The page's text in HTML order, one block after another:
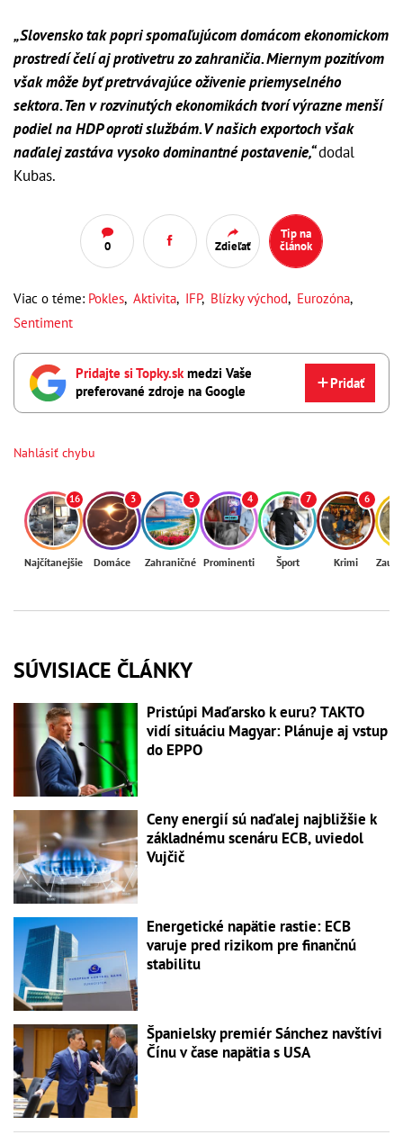
„Slovensko tak popri spomaľujúcom domácom ekonomickom
prostredí čelí aj protivetru zo zahraničia. Miernym pozitívom
však môže byť pretrvávajúce oživenie priemyselného
sektora. Ten v rozvinutých ekonomikách tvorí výrazne menší
podiel na HDP oproti službám. V našich exportoch však
naďalej zastáva vysoko dominantné postavenie,“dodal
Kubas.
0 Zdieľať
Tip na
článok
Viac o téme: Pokles, Aktivita, IFP, Blízky východ, Eurozóna,
Sentiment
Pridajte si Topky.skmedzi Vaše
preferované zdroje na Google
Pridať
Nahlásiť chybu
16
Najčítanejšie
3
Domáce
5
Zahraničné
4
Prominenti
7
Šport
6
Krimi
SÚVISIACE ČLÁNKY
Pristúpi Maďarsko k euru? TAKTO
vidí situáciu Magyar: Plánuje aj vstup
do EPPO
Ceny energií sú naďalej najbližšie k
základnému scenáru ECB, uviedol
Vujčič
Energetické napätie rastie: ECB
varuje pred rizikom pre finančnú
stabilitu
Španielsky premiér Sánchez navštívi
Čínu v čase napätia s USA